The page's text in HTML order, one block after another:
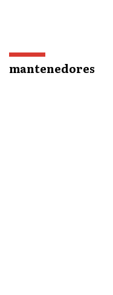
mantenedores